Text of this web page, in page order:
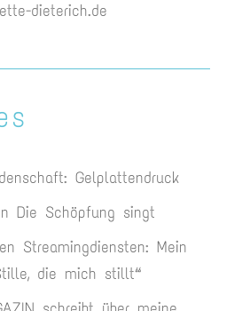
dieterich.de
Gelplattendruck
Die Schöpfung singt
Streamingdiensten: Mein
die mich stillt“